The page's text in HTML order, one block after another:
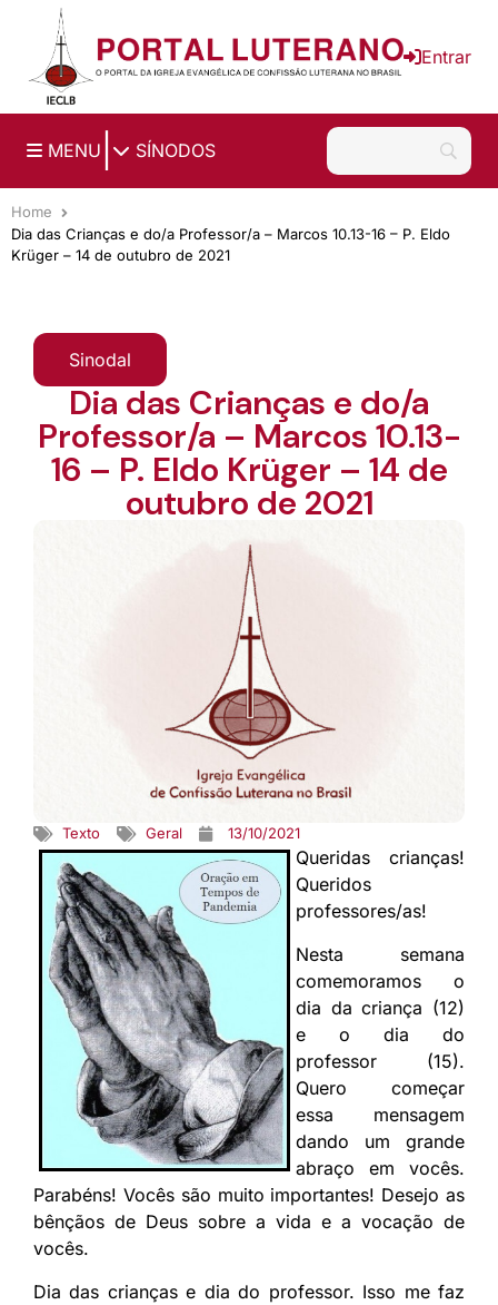
Ir para o conteúdo principal
Entrar
MENU SÍNODOS
Home
Dia das Crianças e do/a Professor/a – Marcos 10.13-16 – P. Eldo
Krüger – 14 de outubro de 2021
Sinodal
Dia das Crianças e do/a
Professor/a – Marcos 10.13-
16 – P. Eldo Krüger – 14 de
outubro de 2021
Texto Geral 13/10/2021
Queridas crianças!
Queridos
professores/as!
Nesta semana
comemoramos o
dia da criança (12)
e o dia do
professor (15).
Quero começar
essa mensagem
dando um grande
abraço em vocês.
Parabéns! Vocês são muito importantes! Desejo as
bênçãos de Deus sobre a vida e a vocação de
vocês.
Dia das crianças e dia do professor. Isso me faz